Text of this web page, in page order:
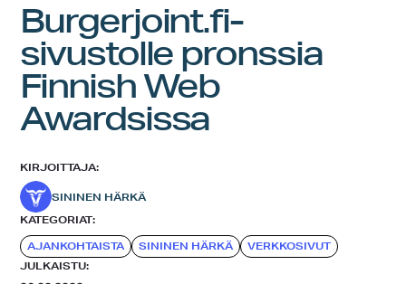
Burgerjoint.fi-
sivustolle pronssia
Finnish Web
Awardsissa
KIRJOITTAJA:
SININEN HÄRKÄ
KATEGORIAT:
AJANKOHTAISTA
SININEN HÄRKÄ
VERKKOSIVUT
JULKAISTU: